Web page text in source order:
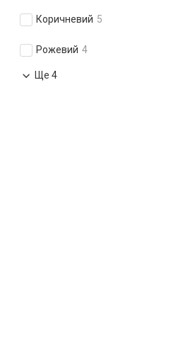
Коричневий 5
Рожевий 4
Ще 4